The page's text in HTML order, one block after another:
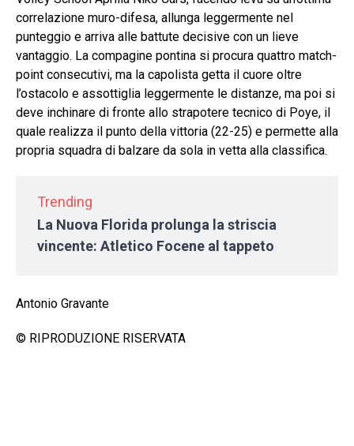
correlazione muro-difesa, allunga leggermente nel
punteggio e arriva alle battute decisive con un lieve
vantaggio. La compagine pontina si procura quattro match-
point consecutivi, ma la capolista getta il cuore oltre
l’ostacolo e assottiglia leggermente le distanze, ma poi si
deve inchinare di fronte allo strapotere tecnico di Poye, il
quale realizza il punto della vittoria (22-25) e permette alla
propria squadra di balzare da sola in vetta alla classifica.
Trending
La Nuova Florida prolunga la striscia
vincente: Atletico Focene al tappeto
Antonio Gravante
© RIPRODUZIONE RISERVATA